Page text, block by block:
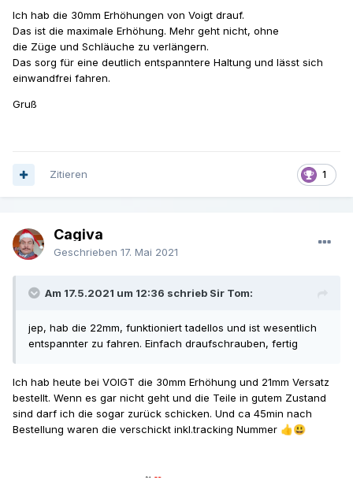
Ich hab die 30mm Erhöhungen von Voigt drauf.
Das ist die maximale Erhöhung. Mehr geht nicht, ohne
die Züge und Schläuche zu verlängern.
Das sorg für eine deutlich entspanntere Haltung und lässt sich
einwandfrei fahren.
Gruß
1
Zitieren
Cagiva
Geschrieben 17. Mai 2021
Am 17.5.2021 um 12:36 schrieb Sir Tom:
jep, hab die 22mm, funktioniert tadellos und ist wesentlich
entspannter zu fahren. Einfach draufschrauben, fertig
Ich hab heute bei VOIGT die 30mm Erhöhung und 21mm Versatz
bestellt. Wenn es gar nicht geht und die Teile in gutem Zustand
sind darf ich die sogar zurück schicken. Und ca 45min nach
Bestellung waren die verschickt inkl.tracking Nummer 👍😃